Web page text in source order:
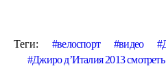
Теги: велоспорт видео
Джиро д’Италия 2013